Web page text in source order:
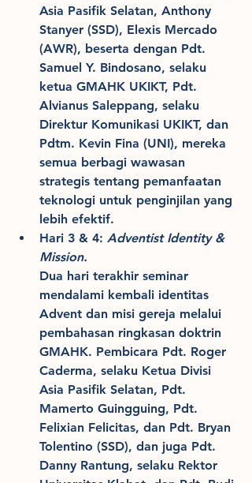
Asia Pasifik Selatan, Anthony
Stanyer (SSD), Elexis Mercado
(AWR), beserta dengan Pdt.
Samuel Y. Bindosano, selaku
ketua GMAHK UKIKT, Pdt.
Alvianus Saleppang, selaku
Direktur Komunikasi UKIKT, dan
Pdtm. Kevin Fina (UNI), mereka
semua berbagi wawasan
strategis tentang pemanfaatan
teknologi untuk penginjilan yang
lebih efektif.
Hari 3 & 4: Adventist Identity &
Mission.
Dua hari terakhir seminar
mendalami kembali identitas
Advent dan misi gereja melalui
pembahasan ringkasan doktrin
GMAHK. Pembicara Pdt. Roger
Caderma, selaku Ketua Divisi
Asia Pasifik Selatan, Pdt.
Mamerto Guingguing, Pdt.
Felixian Felicitas, dan Pdt. Bryan
Tolentino (SSD), dan juga Pdt.
Danny Rantung, selaku Rektor